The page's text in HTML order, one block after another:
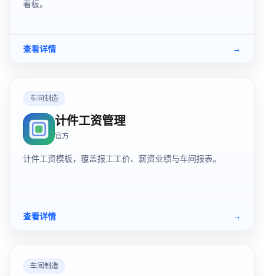
看板。
查看详情 →
车间制造
计件工资管理
官方
计件工资模板，覆盖报工工价、薪资业绩与车间报表。
查看详情 →
车间制造